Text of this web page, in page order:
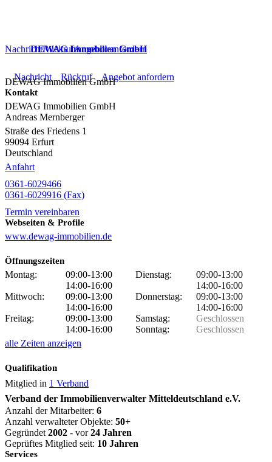
DEWAG Immobilien GmbH
Nachricht Rückruf Angebot anfordern
NachrichtRückrufAngebotanfordern
DEWAG Immobilien GmbH
Kontakt
DEWAG Immobilien GmbH
Andreas Mernberger
Straße des Friedens 1
99094 Erfurt
Deutschland
Anfahrt
0361-6029466
0361-6029916 (Fax)
Termin vereinbaren
Webseiten & Profile
www.dewag-immobilien.de
Öffnungszeiten
Montag:
09:00-13:00
14:00-16:00
Dienstag:
09:00-13:00
14:00-16:00
Mittwoch:
09:00-13:00
14:00-16:00
Donnerstag:
09:00-13:00
14:00-16:00
Freitag:
09:00-13:00
14:00-16:00
Samstag:
Geschlossen
Sonntag:
Geschlossen
alle Zeiten anzeigen
Qualifikation
Mitglied in 1 Verband
Verband der Immobilienverwalter Mitteldeutschland e.V.
Anzahl der Mitarbeiter: 6
Anzahl verwalteter Objekte: 50+
Gegründet 2002 - vor24 Jahren
Geprüftes Mitglied seit: 10 Jahren
Services